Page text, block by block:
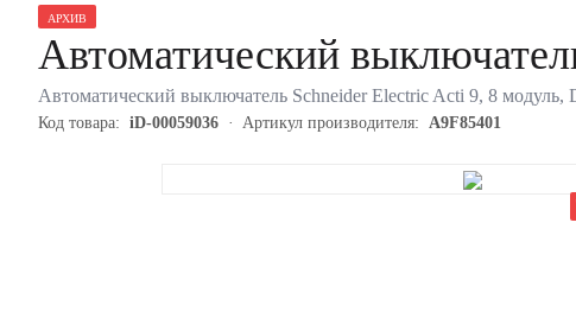
АРХИВ
Автоматический
Автоматический выключатель Schneider Electric Acti 9, 8
Код товара: iD-00059036 Артикул производителя: A9F85401